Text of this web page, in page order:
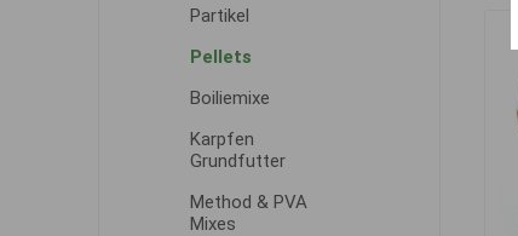
Partikel
Pellets
Boiliemixe
Karpfen
Grundfutter
Method & PVA
Mixes